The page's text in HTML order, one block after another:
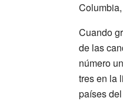
Cuando
de las
número
tres en la
países